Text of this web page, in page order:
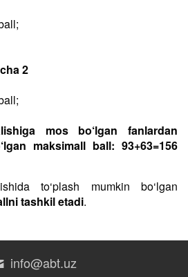
2
mos bo‘lgan fanlardan
maksimall ball: 93+63=156
to‘plash mumkin bo‘lgan
tashkil etadi.
info@abt.uz